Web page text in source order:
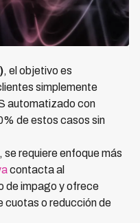
, el objetivo es
simplemente
automatizado con
de estos casos sin
, se requiere enfoque más
contacta al
de impago y ofrece
cuotas o reducción de